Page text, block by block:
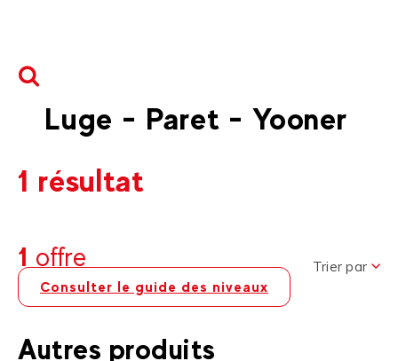
Luge - Paret - Yooner
1 résultat
1 offre
Consulter le guide des niveaux
Trier par
Autres produits